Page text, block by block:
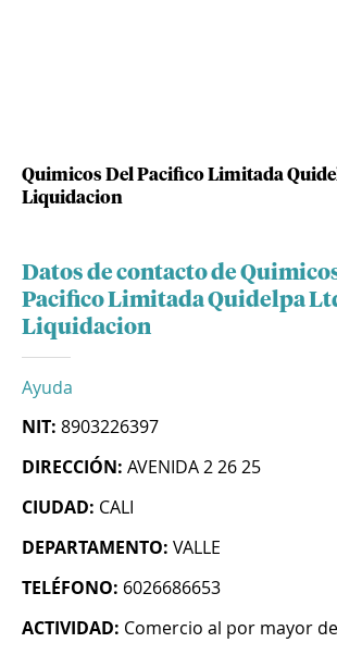
Quimicos Del Pacifico Limitada
Liquidacion
Datos de contacto de
Pacifico Limitada Quidelpa
Liquidacion
Ayuda
NIT: 8903226397
DIRECCIÓN: AVENIDA 2 26 25
CIUDAD: CALI
DEPARTAMENTO: VALLE
TELÉFONO: 6026686653
ACTIVIDAD: Comercio al por mayor